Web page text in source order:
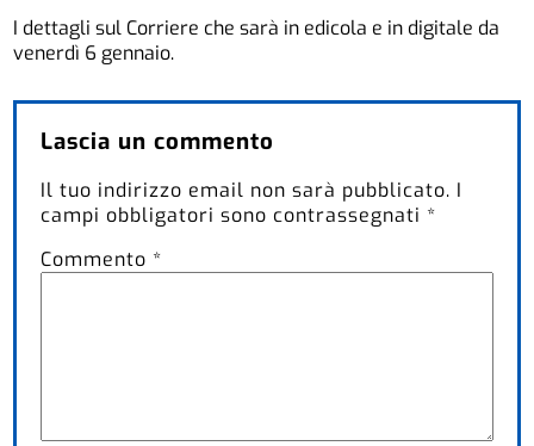
I dettagli sul Corriere che sarà in edicola e in digitale da
venerdì 6 gennaio.
Lascia un commento
Il tuo indirizzo email non sarà pubblicato. I
campi obbligatori sono contrassegnati *
Commento *